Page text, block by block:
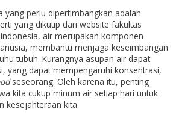
yang perlu dipertimbangkan adalah
yang dikutip dari website fakultas
air merupakan komponen
membantu menjaga keseimbangan
tubuh. Kurangnya asupan air dapat
yang dapat mempengaruhi konsentrasi,
seseorang. Oleh karena itu, penting
kita cukup minum air setiap hari untuk
kesejahteraan kita.